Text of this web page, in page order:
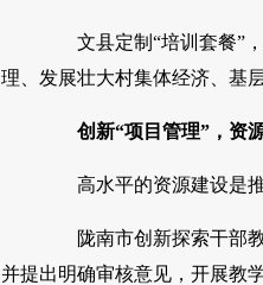
文县定制“培训套餐”，
理、发展壮大村集体经济、基
创新“项目管理”，资源
高水平的资源建设是推
陇南市创新探索干部教
并提出明确审核意见，开展教